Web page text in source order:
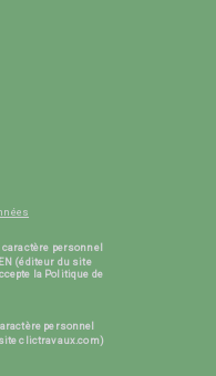
personnel
(éditeur du site
la Politique de
personnel
clictravaux.com)